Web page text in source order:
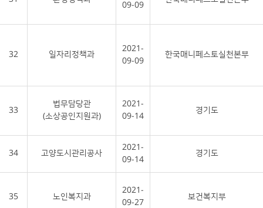
09-09
32 일자리정책과
2021-
09-09
한국매니페스토실천본부
33
법무담당관
(소상공인지원과)
2021-
09-14
경기도
34 고양도시관리공사
2021-
09-14
경기도
35 노인복지과
2021-
09-27
보건복지부